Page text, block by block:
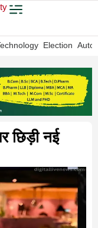
Election Auto
छिड़ी नई